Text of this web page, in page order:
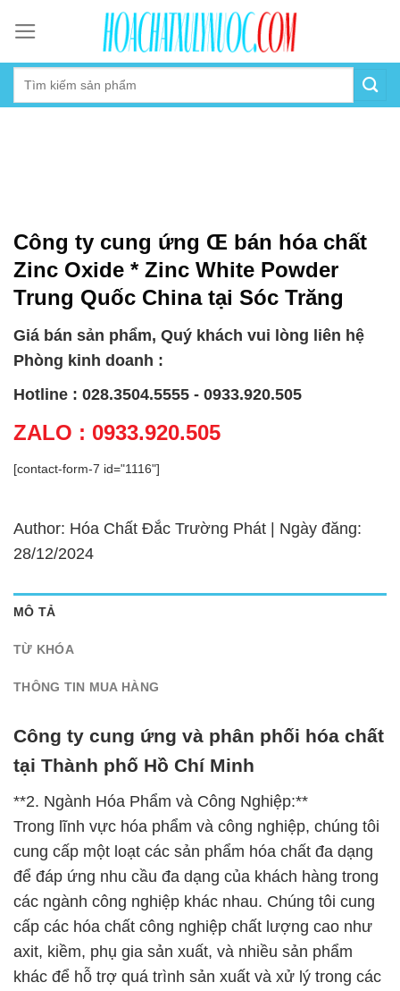
content
Công ty cung ứng Œ bán hóa chất
Zinc Oxide * Zinc White Powder
Trung Quốc China tại Sóc Trăng
Giá bán sản phẩm, Quý khách vui lòng liên hệ
Phòng kinh doanh :
Hotline : 028.3504.5555 - 0933.920.505
ZALO : 0933.920.505
[contact-form-7 id="1116"]
Author: Hóa Chất Đắc Trường Phát | Ngày đăng:
28/12/2024
MÔ TẢ
TỪ KHÓA
THÔNG TIN MUA HÀNG
Công ty cung ứng và phân phối hóa chất
tại Thành phố Hồ Chí Minh
**2. Ngành Hóa Phẩm và Công Nghiệp:**
Trong lĩnh vực hóa phẩm và công nghiệp, chúng tôi
cung cấp một loạt các sản phẩm hóa chất đa dạng
để đáp ứng nhu cầu đa dạng của khách hàng trong
các ngành công nghiệp khác nhau. Chúng tôi cung
cấp các hóa chất công nghiệp chất lượng cao như
axit, kiềm, phụ gia sản xuất, và nhiều sản phẩm
khác để hỗ trợ quá trình sản xuất và xử lý trong các